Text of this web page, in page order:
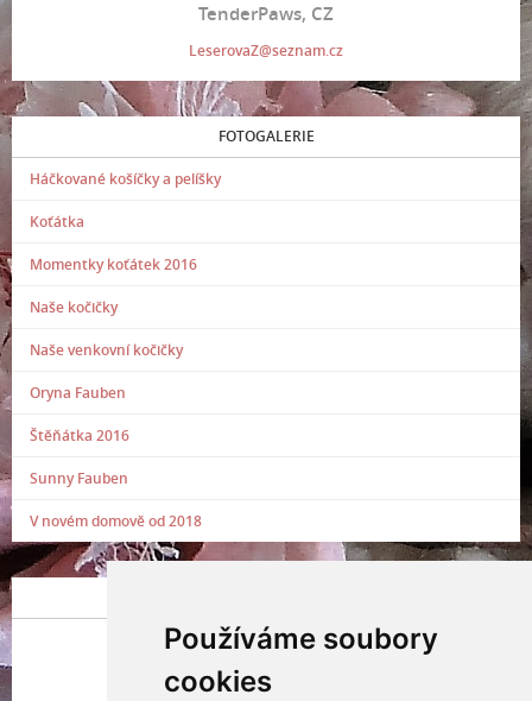
Používáme soubory
cookies
TenderPaws, CZ
LeserovaZ@seznam.cz
FOTOGALERIE
Háčkované košíčky a pelíšky
Koťátka
Momentky koťátek 2016
Naše kočičky
Naše venkovní kočičky
Oryna Fauben
Štěňátka 2016
Sunny Fauben
V novém domově od 2018